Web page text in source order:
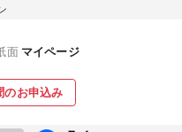
面 マイページ
のお申込み